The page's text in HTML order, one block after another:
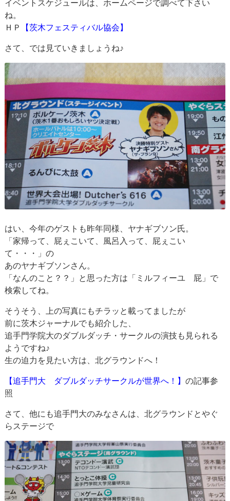
イベントスケジュールは、ホームページで調べて下さい
ね。
ＨＰ
【茨木フェスティバル協会】
さて、では見ていきましょうね♪
はい、今年のゲストも昨年同様、ヤナギブソン氏。
「家帰って、屁ぇこいて、風呂入って、屁ぇこい
て・・・」の
あのヤナギブソンさん。
「なんのこと？？」と思った方は「ミルフィーユ 屁」で
検索してね。
そうそう、上の写真にもチラッと載ってましたが
前に茨木ジャーナルでも紹介した、
追手門学院大のダブルダッチ・サークルの演技も見られる
ようですね♪
生の迫力を見たい方は、北グラウンドへ！
【追手門大 ダブルダッチサークルが世界へ！】の記事参
照
さて、他にも追手門大のみなさんは、北グラウンドとやぐ
らステージで